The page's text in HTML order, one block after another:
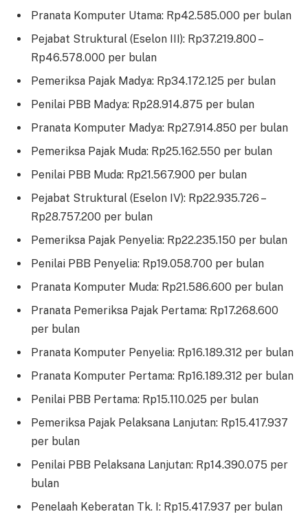
Pranata Komputer Utama: Rp42.585.000 per bulan
Pejabat Struktural (Eselon III): Rp37.219.800 –
Rp46.578.000 per bulan
Pemeriksa Pajak Madya: Rp34.172.125 per bulan
Penilai PBB Madya: Rp28.914.875 per bulan
Pranata Komputer Madya: Rp27.914.850 per bulan
Pemeriksa Pajak Muda: Rp25.162.550 per bulan
Penilai PBB Muda: Rp21.567.900 per bulan
Pejabat Struktural (Eselon IV): Rp22.935.726 –
Rp28.757.200 per bulan
Pemeriksa Pajak Penyelia: Rp22.235.150 per bulan
Penilai PBB Penyelia: Rp19.058.700 per bulan
Pranata Komputer Muda: Rp21.586.600 per bulan
Pranata Pemeriksa Pajak Pertama: Rp17.268.600
per bulan
Pranata Komputer Penyelia: Rp16.189.312 per bulan
Pranata Komputer Pertama: Rp16.189.312 per bulan
Penilai PBB Pertama: Rp15.110.025 per bulan
Pemeriksa Pajak Pelaksana Lanjutan: Rp15.417.937
per bulan
Penilai PBB Pelaksana Lanjutan: Rp14.390.075 per
bulan
Penelaah Keberatan Tk. I: Rp15.417.937 per bulan